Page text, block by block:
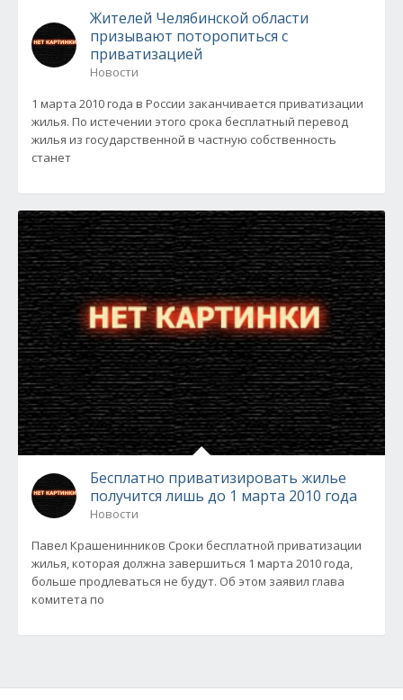
Жителей Челябинской области
призывают поторопиться с
приватизацией
Новости
1 марта 2010 года в России заканчивается приватизации
жилья. По истечении этого срока бесплатный перевод
жилья из государственной в частную собственность
станет
Бесплатно приватизировать жилье
получится лишь до 1 марта 2010 года
Новости
Павел Крашенинников Сроки бесплатной приватизации
жилья, которая должна завершиться 1 марта 2010 года,
больше продлеваться не будут. Об этом заявил глава
комитета по